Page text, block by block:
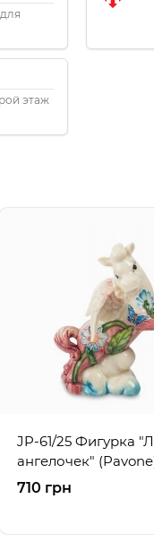
этаж
JP-61/25 Фигурка
ангелочек"
710 грн